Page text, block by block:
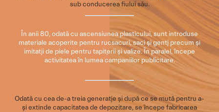
sub conducerea fiului său.
În anii 80, odată cu ascensiunea plasticului, sunt introduse
materiale acoperite pentru rucsacuri, saci și genți precum și
imitații de piele pentru tapițerii și valize. În paralel, începe
activitatea în lumea campaniilor publicitare.
Odată cu cea de-a treia generație și după ce se mută pentru a-
și extinde capacitatea de depozitare, se începe fabricarea